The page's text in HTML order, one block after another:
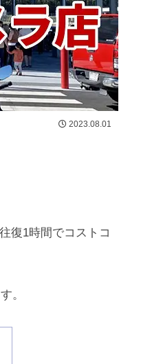
2023.08.01
復1時間でコストコ
。